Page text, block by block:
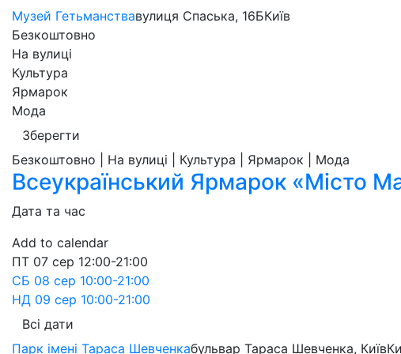
Музей Гетьманствавулиця Спаська, 16БКиїв
Безкоштовно
На вулиці
Культура
Ярмарок
Мода
Зберегти
Безкоштовно | На вулиці | Культура | Ярмарок | Мода
Всеукраїнський Ярмарок «Місто
Дата та час
Add to calendar
ПТ 07 сер 12:00-21:00
СБ 08 сер 10:00-21:00
НД 09 сер 10:00-21:00
Всі дати
Парк імені Тараса Шевченкабульвар Тараса Шевченка, Київ